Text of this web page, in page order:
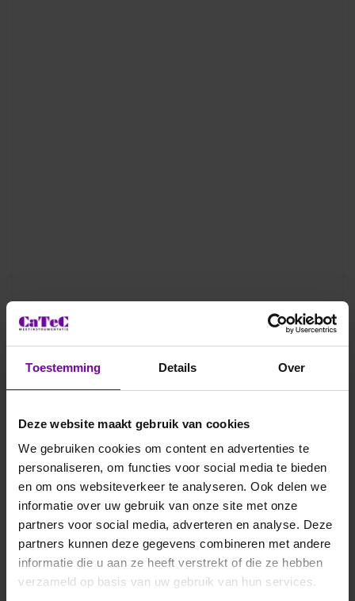
Toestemming Details Over
Deze website maakt gebruik van cookies
We gebruiken cookies om content en advertenties te
personaliseren, om functies voor social media te bieden
en om ons websiteverkeer te analyseren. Ook delen we
informatie over uw gebruik van onze site met onze
partners voor social media, adverteren en analyse. Deze
partners kunnen deze gegevens combineren met andere
informatie die u aan ze heeft verstrekt of die ze hebben
verzameld op basis van uw gebruik van hun services.